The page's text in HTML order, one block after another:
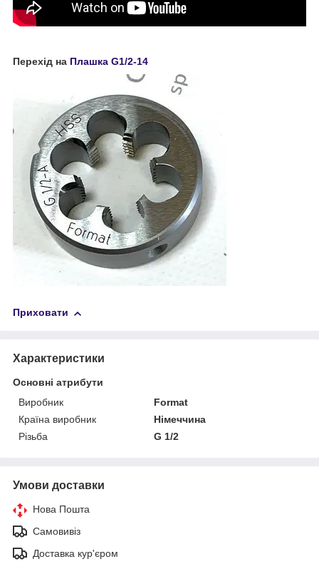
Перехід на Плашка G1/2-14
Приховати
Характеристики
Основні атрибути
Виробник
Format
Країна виробник
Німеччина
Різьба
G 1/2
Умови доставки
Нова Пошта
Самовивіз
Доставка кур'єром